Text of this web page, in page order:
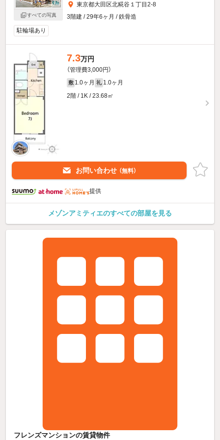
すべての写真
東京都大田区北糀谷１丁目2-8
3階建 / 29年6ヶ月 / 鉄骨造
駐輪場あり
7.3万円
（管理費3,000円）
敷 1.0ヶ月 礼 1.0ヶ月
2階 / 1K / 23.68㎡
お問い合わせ （無料）
提供
メゾンアミティエのすべての部屋を見る
フレンズマンションの賃貸物件